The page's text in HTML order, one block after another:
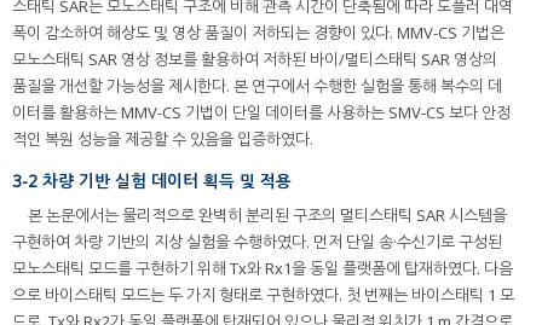
스태틱 SAR는 모노스태틱 구조에 비해 관측 시간이 단축됨에 따라 도플러 대역
폭이 감소하여 해상도 및 영상 품질이 저하되는 경향이 있다. MMV-CS 기법은
모노스태틱 SAR 영상 정보를 활용하여 저하된 바이/멀티스태틱 SAR 영상의
품질을 개선할 가능성을 제시한다. 본 연구에서 수행한 실험을 통해 복수의 데
이터를 활용하는 MMV-CS 기법이 단일 데이터를 사용하는 SMV-CS 보다 안정
적인 복원 성능을 제공할 수 있음을 입증하였다.
3-2 차량 기반 실험 데이터 획득 및 적용
본 논문에서는 물리적으로 완벽히 분리된 구조의 멀티스태틱 SAR 시스템을
구현하여 차량 기반의 지상 실험을 수행하였다. 먼저 단일 송·수신기로 구성된
모노스태틱 모드를 구현하기 위해 Tx와 Rx1을 동일 플랫폼에 탑재하였다. 다음
으로 바이스태틱 모드는 두 가지 형태로 구현하였다. 첫 번째는 바이스태틱 1 모